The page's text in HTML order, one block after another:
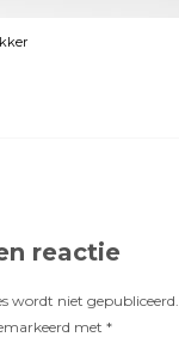
reactie
wordt niet gepubliceerd.
met *